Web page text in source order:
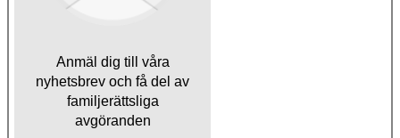
Anmäl dig till våra
nyhetsbrev och få del av
familjerättsliga
avgöranden